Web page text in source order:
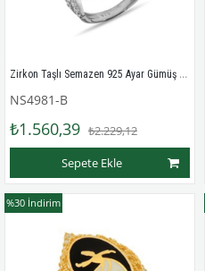
Zirkon Taşlı Semazen 925 Ayar Gümüş Bayan Yüzük
NS4981-B
₺1.560,39 ₺2.229,12
Sepete Ekle
%30 İndirim